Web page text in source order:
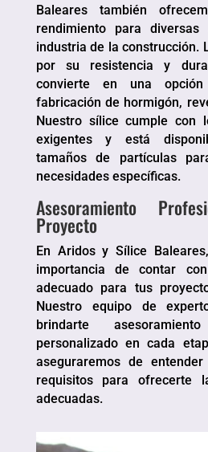
Baleares también
rendimiento para
industria de la construcción.
por su resistencia y
convierte en una
fabricación de hormigón,
Nuestro sílice cumple con
exigentes y está
tamaños de partículas
necesidades específicas.
Asesoramiento
Proyecto
En Aridos y Sílice
importancia de contar
adecuado para tus
Nuestro equipo de
brindarte
personalizado en cada
aseguraremos de
requisitos para ofrecerte
adecuadas.